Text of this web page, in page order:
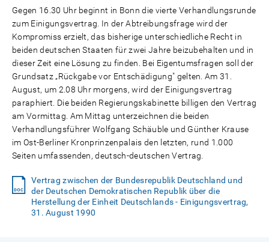
Gegen 16.30 Uhr beginnt in Bonn die vierte Verhandlungsrunde
zum Einigungsvertrag. In der Abtreibungsfrage wird der
Kompromiss erzielt, das bisherige unterschiedliche Recht in
beiden deutschen Staaten für zwei Jahre beizubehalten und in
dieser Zeit eine Lösung zu finden. Bei Eigentumsfragen soll der
Grundsatz „Rückgabe vor Entschädigung" gelten. Am 31.
August, um 2.08 Uhr morgens, wird der Einigungsvertrag
paraphiert. Die beiden Regierungskabinette billigen den Vertrag
am Vormittag. Am Mittag unterzeichnen die beiden
Verhandlungsführer Wolfgang Schäuble und Günther Krause
im Ost-Berliner Kronprinzenpalais den letzten, rund 1.000
Seiten umfassenden, deutsch-deutschen Vertrag.
Vertrag zwischen der Bundesrepublik Deutschland und
der Deutschen Demokratischen Republik über die
Herstellung der Einheit Deutschlands - Einigungsvertrag,
31. August 1990